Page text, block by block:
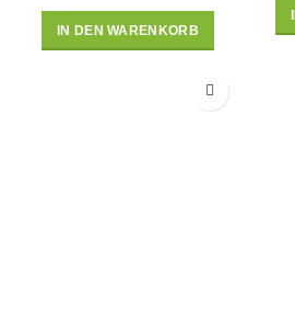
IN DEN WARENKORB